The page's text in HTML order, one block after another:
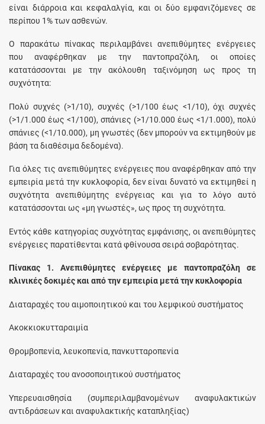
είναι διάρροια και κεφαλαλγία, και οι δύο εμφανιζόμενες σε
περίπου 1% των ασθενών.
Ο παρακάτω πίνακας περιλαμβάνει ανεπιθύμητες ενέργειες
που αναφέρθηκαν με την παντοπραζόλη, οι οποίες
κατατάσσονται με την ακόλουθη ταξινόμηση ως προς τη
συχνότητα:
Πολύ συχνές (>1/10), συχνές (>1/100 έως <1/10), όχι συχνές
(>1/1.000 έως <1/100), σπάνιες (>1/10.000 έως <1/1.000), πολύ
σπάνιες (<1/10.000), μη γνωστές (δεν μπορούν να εκτιμηθούν με
βάση τα διαθέσιμα δεδομένα).
Για όλες τις ανεπιθύμητες ενέργειες που αναφέρθηκαν από την
εμπειρία μετά την κυκλοφορία, δεν είναι δυνατό να εκτιμηθεί η
συχνότητα ανεπιθύμητης ενέργειας και για το λόγο αυτό
κατατάσσονται ως «μη γνωστές», ως προς τη συχνότητα.
Εντός κάθε κατηγορίας συχνότητας εμφάνισης, οι ανεπιθύμητες
ενέργειες παρατίθενται κατά φθίνουσα σειρά σοβαρότητας.
Πίνακας 1. Ανεπιθύμητες ενέργειες με παντοπραζόλη σε
κλινικές δοκιμές και από την εμπειρία μετά την κυκλοφορία
Διαταραχές του αιμοποιητικού και του λεμφικού συστήματος
Ακοκκιοκυτταραιμία
Θρομβοπενία, λευκοπενία, πανκυτταροπενία
Διαταραχές του ανοσοποιητικού συστήματος
Υπερευαισθησία (συμπεριλαμβανομένων αναφυλακτικών
αντιδράσεων και αναφυλακτικής καταπληξίας)